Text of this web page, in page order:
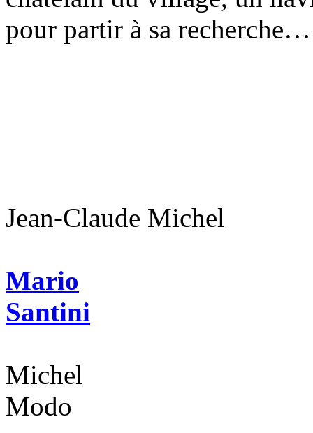
pour partir à sa recherche…
Jean-Claude Michel
Mario
Santini
Michel
Modo